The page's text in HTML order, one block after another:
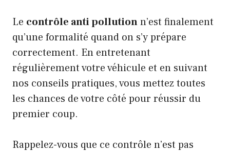
Le contrôle anti pollutionn’est finalement
qu’une formalité quand on s’y prépare
correctement. En entretenant
régulièrement votre véhicule et en suivant
nos conseils pratiques, vous mettez toutes
les chances de votre côté pour réussir du
premier coup.
Rappelez-vous que ce contrôle n’est pas